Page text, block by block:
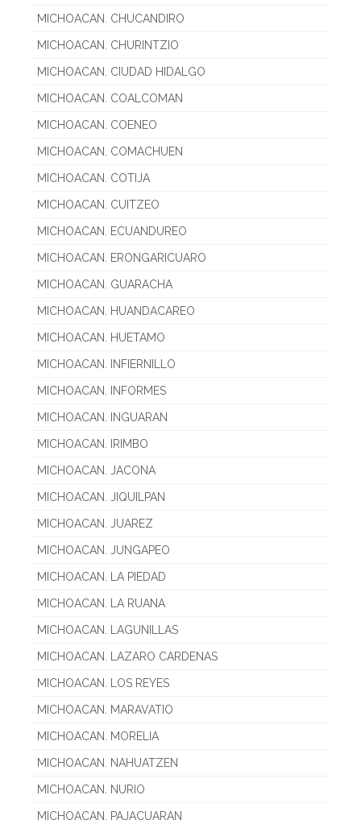
MICHOACAN. CHUCANDIRO
MICHOACAN. CHURINTZIO
MICHOACAN. CIUDAD HIDALGO
MICHOACAN. COALCOMAN
MICHOACAN. COENEO
MICHOACAN. COMACHUEN
MICHOACAN. COTIJA
MICHOACAN. CUITZEO
MICHOACAN. ECUANDUREO
MICHOACAN. ERONGARICUARO
MICHOACAN. GUARACHA
MICHOACAN. HUANDACAREO
MICHOACAN. HUETAMO
MICHOACAN. INFIERNILLO
MICHOACAN. INFORMES
MICHOACAN. INGUARAN
MICHOACAN. IRIMBO
MICHOACAN. JACONA
MICHOACAN. JIQUILPAN
MICHOACAN. JUAREZ
MICHOACAN. JUNGAPEO
MICHOACAN. LA PIEDAD
MICHOACAN. LA RUANA
MICHOACAN. LAGUNILLAS
MICHOACAN. LAZARO CARDENAS
MICHOACAN. LOS REYES
MICHOACAN. MARAVATIO
MICHOACAN. MORELIA
MICHOACAN. NAHUATZEN
MICHOACAN. NURIO
MICHOACAN. PAJACUARAN